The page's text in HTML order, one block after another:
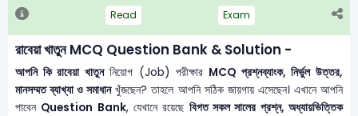
Read Exam
রাবেয়া খাতুন MCQ Question Bank & Solution -
আপনি কি রাবেয়া খাতুননিয়োগ (Job) পরীক্ষার MCQ প্রশ্নব্যাংক, নির্ভুল উত্তর,
মানসম্মত ব্যাখ্যা ও সমাধানখুঁজছেন? তাহলে আপনি সঠিক জায়গায় এসেছেন। এখানে আপনি
পাবেন Question Bank, যেখানে রয়েছে বিগত সকল সালের প্রশ্ন, অধ্যায়ভিত্তিক